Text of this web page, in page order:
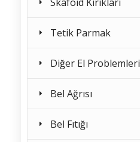
Tetik Parmak
Diğer El Problemleri
Bel Ağrısı
Bel Fıtığı